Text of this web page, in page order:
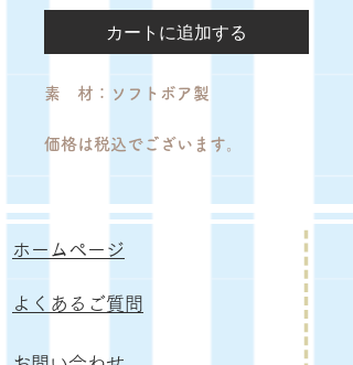
カートに追加する
素 材：ソフトボア製
価格は税込でございます。
ホームページ
よくあるご質問